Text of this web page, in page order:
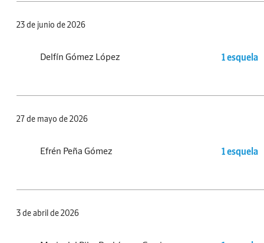
23 de junio de 2026
Delfín Gómez López 1 esquela
27 de mayo de 2026
Efrén Peña Gómez 1 esquela
3 de abril de 2026